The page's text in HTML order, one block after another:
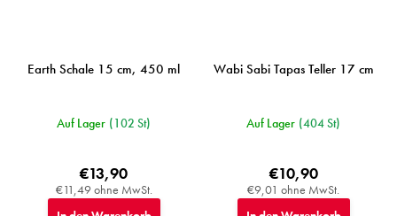
Earth Schale 15 cm, 450 ml
Auf Lager (102 St)
€11,49 ohne MwSt.
€13,90
Wabi Sabi Tapas Teller 17 cm
Auf Lager (404 St)
€9,01 ohne MwSt.
€10,90